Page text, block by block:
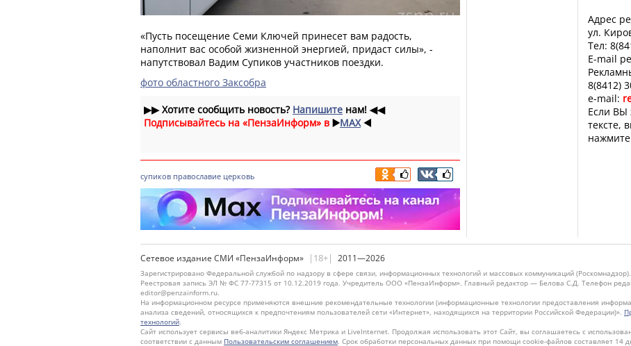
«Пусть посещение Семи Ключей принесет вам радость,
наполнит вас особой жизненной энергией, придаст силы», -
напутствовал Вадим Супиков участников поездки.
фото областного Заксобра
▶▶Хотите сообщить новость? Напишите нам! ◀◀
Подписывайтесь на «ПензаИнформ» в ▶️MAX ◀️
супиков православие церковь
Адрес
ул.
Тел:
E-mail
8(8412)
e-mail:
Если ВЫ
тексте,
Сетевое издание СМИ «ПензаИнформ» |18+| 2011—2026
Зарегистрировано Федеральной службой по надзору в сфере связи, информационных технологий и массовых коммуникаций (Роскомнадзор).
Реестровая запись ЭЛ № ФС 77-77315 от 10.12.2019 года. Учредитель ООО «ПензаИнформ». Главный редактор — Белова С.Д. Телефон
editor@penzainform.ru.
На информационном ресурсе применяются внешние рекомендательные технологии (информационные технологии предоставления
анализа сведений, относящихся к предпочтениям пользователей сети «Интернет», находящихся на территории Российской Федерации)».
технологий.
Сайт использует сервисы веб-аналитики Яндекс Метрика и LiveInternet. Продолжая использовать этот Сайт, вы соглашаетесь с
соответствии с данным Пользовательским соглашением. Срок обработки персональных данных при помощи cookie-файлов составляет 14